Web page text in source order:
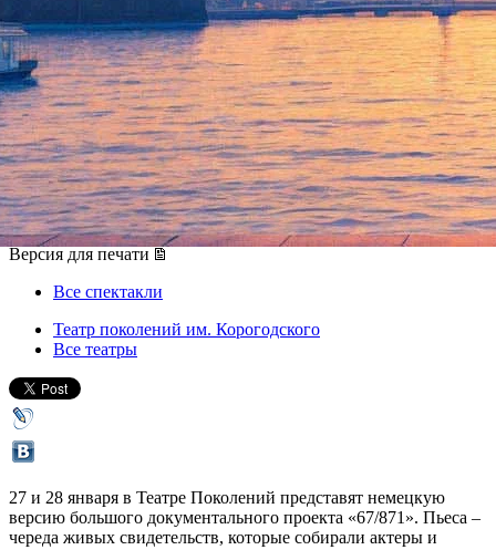
Театр Поколений представит
документальный спектакль о
блокаде
27 января 2018, суббота-28 января 2018, воскресенье
Версия для печати
Все спектакли
Театр поколений им. Корогодского
Все театры
27 и 28 января в Театре Поколений представят немецкую
версию большого документального проекта «67/871». Пьеса –
череда живых свидетельств, которые собирали актеры и